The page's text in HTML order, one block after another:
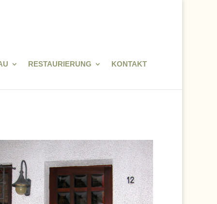
RESTAURIERUNG KONTAKT